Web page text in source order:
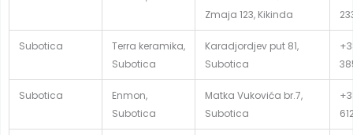
Zmaja 123, Kikinda
Subotica
Terra keramika,
Subotica
Karadjordjev put 81,
Subotica
Subotica
Enmon,
Subotica
Matka Vukovića br.7,
Subotica